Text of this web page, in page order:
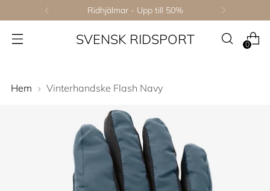
Ridhjälmar - Upp till 50%
SVENSK RIDSPORT 0
Hem Vinterhandske Flash Navy